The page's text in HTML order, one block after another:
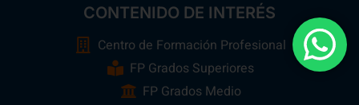
CONTENIDO DE INTERÉS
Centro de Formación Profesional
FP Grados Superiores
FP Grados Medio